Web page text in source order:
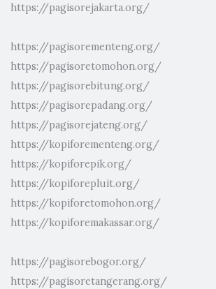
https://pagisorejakarta.org/
https://pagisorementeng.org/
https://pagisoretomohon.org/
https://pagisorebitung.org/
https://pagisorepadang.org/
https://pagisorejateng.org/
https://kopiforementeng.org/
https://kopiforepik.org/
https://kopiforepluit.org/
https://kopiforetomohon.org/
https://kopiforemakassar.org/
https://pagisorebogor.org/
https://pagisoretangerang.org/